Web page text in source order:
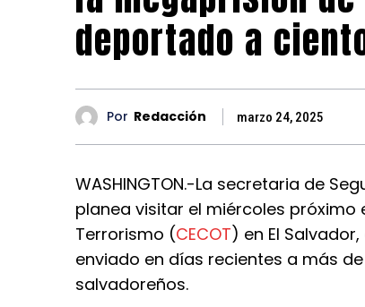
deportado a
Por Redacción marzo 24, 2025
WASHINGTON.-La secretaria de
planea visitar el miércoles
Terrorismo (CECOT) en El
enviado en días recientes a más
salvadoreños.